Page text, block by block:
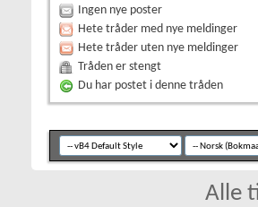
Ingen nye poster
Hete tråder med nye meldinger
Hete tråder uten nye meldinger
Tråden er stengt
Du har postet i denne tråden
Alle